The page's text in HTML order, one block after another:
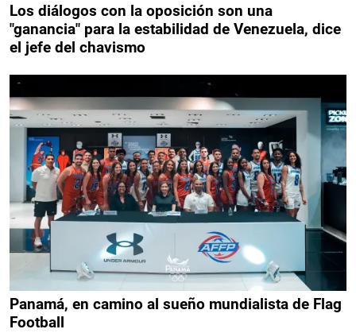
Los diálogos con la oposición son una
"ganancia" para la estabilidad de Venezuela, dice
el jefe del chavismo
Panamá, en camino al sueño mundialista de Flag
Football